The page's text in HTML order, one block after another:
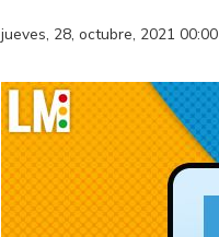
jueves, 28, octubre, 2021 00:00